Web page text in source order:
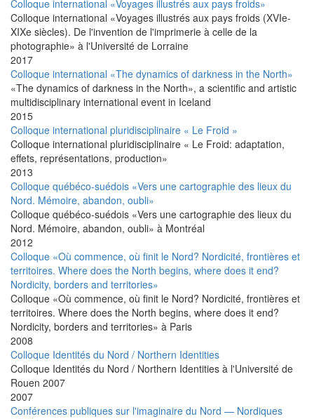
Colloque international «Voyages illustrés aux pays froids»
Colloque international «Voyages illustrés aux pays froids (XVIe-
XIXe siècles). De l'invention de l'imprimerie à celle de la
photographie» à l'Université de Lorraine
2017
Colloque international «The dynamics of darkness in the North»
«The dynamics of darkness in the North», a scientific and artistic
multidisciplinary international event in Iceland
2015
Colloque international pluridisciplinaire « Le Froid »
Colloque international pluridisciplinaire « Le Froid: adaptation,
effets, représentations, production»
2013
Colloque québéco-suédois «Vers une cartographie des lieux du
Nord. Mémoire, abandon, oubli»
Colloque québéco-suédois «Vers une cartographie des lieux du
Nord. Mémoire, abandon, oubli» à Montréal
2012
Colloque «Où commence, où finit le Nord? Nordicité, frontières et
territoires. Where does the North begins, where does it end?
Nordicity, borders and territories»
Colloque «Où commence, où finit le Nord? Nordicité, frontières et
territoires. Where does the North begins, where does it end?
Nordicity, borders and territories» à Paris
2008
Colloque Identités du Nord / Northern Identities
Colloque Identités du Nord / Northern Identities à l'Université de
Rouen 2007
2007
Conférences publiques sur l'imaginaire du Nord — Nordiques